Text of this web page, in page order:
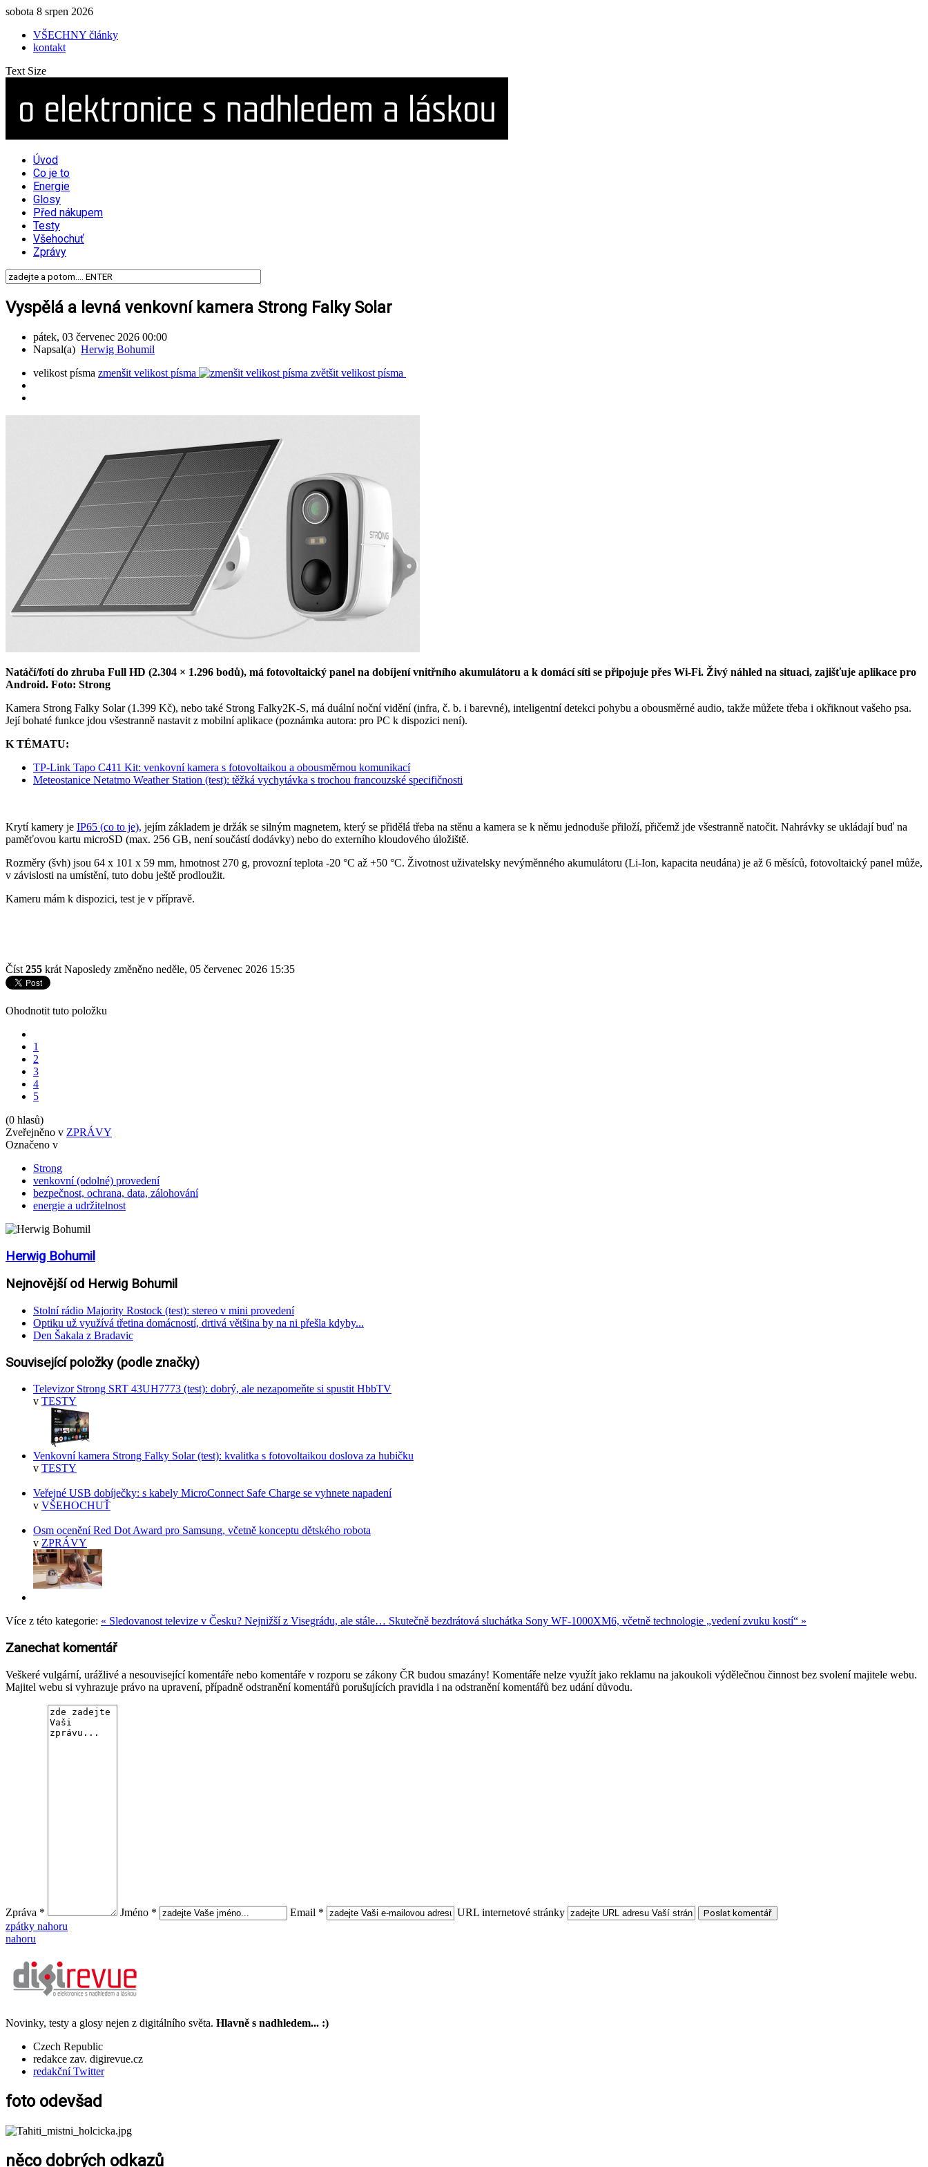
sobota 8 srpen 2026
VŠECHNY články
kontakt
Text Size
Úvod
Co je to
Energie
Glosy
Před nákupem
Testy
Všehochuť
Zprávy
Vyspělá a levná venkovní kamera Strong Falky Solar
pátek, 03 červenec 2026 00:00
Napsal(a) Herwig Bohumil
velikost písma zmenšit velikost písma zvětšit velikost písma
Natáčí/fotí do zhruba Full HD (2.304 × 1.296 bodů), má fotovoltaický panel na dobíjení vnitřního akumulátoru a k domácí síti se připojuje přes Wi-Fi. Živý náhled na situaci, zajišťuje aplikace pro
Android. Foto: Strong
Kamera Strong Falky Solar (1.399 Kč), nebo také Strong Falky2K-S, má duální noční vidění (infra, č. b. i barevné), inteligentní detekci pohybu a obousměrné audio, takže můžete třeba i okřiknout vašeho psa.
Její bohaté funkce jdou všestranně nastavit z mobilní aplikace (poznámka autora: pro PC k dispozici není).
K TÉMATU:
TP-Link Tapo C411 Kit: venkovní kamera s fotovoltaikou a obousměrnou komunikací
Meteostanice Netatmo Weather Station (test): těžká vychytávka s trochou francouzské specifičnosti
Krytí kamery je IP65 (co to je), jejím základem je držák se silným magnetem, který se přidělá třeba na stěnu a kamera se k němu jednoduše přiloží, přičemž jde všestranně natočit. Nahrávky se ukládají buď na
paměťovou kartu microSD (max. 256 GB, není součástí dodávky) nebo do externího kloudového úložiště.
Rozměry (švh) jsou 64 x 101 x 59 mm, hmotnost 270 g, provozní teplota -20 °C až +50 °C. Životnost uživatelsky nevýměnného akumulátoru (Li-Ion, kapacita neudána) je až 6 měsíců, fotovoltaický panel může,
v závislosti na umístění, tuto dobu ještě prodloužit.
Kameru mám k dispozici, test je v přípravě.
Číst 255 krát Naposledy změněno neděle, 05 červenec 2026 15:35
Ohodnotit tuto položku
1
2
3
4
5
(0 hlasů)
Zveřejněno v ZPRÁVY
Označeno v
Strong
venkovní (odolné) provedení
bezpečnost, ochrana, data, zálohování
energie a udržitelnost
Herwig Bohumil
Nejnovější od Herwig Bohumil
Stolní rádio Majority Rostock (test): stereo v mini provedení
Optiku už využívá třetina domácností, drtivá většina by na ni přešla kdyby...
Den Šakala z Bradavic
Související položky (podle značky)
Televizor Strong SRT 43UH7773 (test): dobrý, ale nezapomeňte si spustit HbbTV
v TESTY
Venkovní kamera Strong Falky Solar (test): kvalitka s fotovoltaikou doslova za hubičku
v TESTY
Veřejné USB dobíječky: s kabely MicroConnect Safe Charge se vyhnete napadení
v VŠEHOCHUŤ
Osm ocenění Red Dot Award pro Samsung, včetně konceptu dětského robota
v ZPRÁVY
Více z této kategorie: « Sledovanost televize v Česku? Nejnižší z Visegrádu, ale stále… Skutečně bezdrátová sluchátka Sony WF-1000XM6, včetně technologie „vedení zvuku kostí“ »
Zanechat komentář
Veškeré vulgární, urážlivé a nesouvisející komentáře nebo komentáře v rozporu se zákony ČR budou smazány! Komentáře nelze využít jako reklamu na jakoukoli výdělečnou činnost bez svolení majitele webu.
Majitel webu si vyhrazuje právo na upravení, případně odstranění komentářů porušujících pravidla i na odstranění komentářů bez udání důvodu.
Zpráva * Jméno * Email *
URL internetové stránky
zpátky nahoru
nahoru
Novinky, testy a glosy nejen z digitálního světa. Hlavně s nadhledem... :)
Czech Republic
redakce zav. digirevue.cz
redakční Twitter
foto odevšad
něco dobrých odkazů